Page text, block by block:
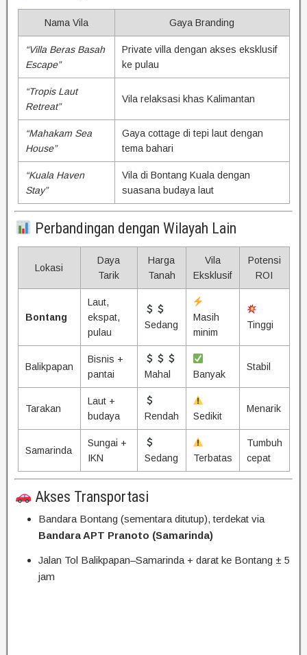
Nama Vila Gaya Branding
“Villa Beras Basah
Escape”
Private villa dengan akses eksklusif
ke pulau
“Tropis Laut
Retreat”
Vila relaksasi khas Kalimantan
“Mahakam Sea
House”
Gaya cottage di tepi laut dengan
tema bahari
“Kuala Haven
Stay”
Vila di Bontang Kuala dengan
suasana budaya laut
Perbandingan dengan Wilayah Lain
Lokasi
Daya
Tarik
Harga
Tanah
Vila
Eksklusif
Potensi
ROI
Bontang
Laut,
ekspat,
pulau
Sedang
Masih
minim
Tinggi
Balikpapan
Bisnis +
pantai
Mahal Banyak
Stabil
Tarakan
Laut +
budaya
Rendah Sedikit
Menarik
Samarinda
Sungai +
IKN
Sedang Terbatas
Tumbuh
cepat
Akses Transportasi
Bandara Bontang (sementara ditutup), terdekat via
Bandara APT Pranoto (Samarinda)
Jalan Tol Balikpapan–Samarinda + darat ke Bontang ± 5
jam